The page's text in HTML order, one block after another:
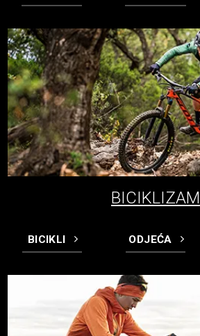
BICIKLIZAM
BICIKLI ODJEĆA